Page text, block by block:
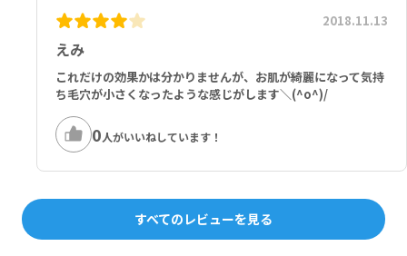
えみ
2018.11.13
これだけの効果かは分かりませんが、お肌が綺麗になって気持
ち毛穴が小さくなったような感じがします＼(^o^)/
0人がいいねしています！
すべてのレビューを見る